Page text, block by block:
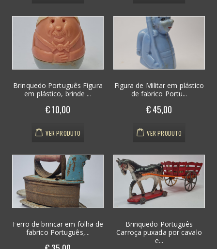
Brinquedo Português Figura
em plástico, brinde ...
€ 10,00
VER PRODUTO
Figura de Militar em plástico
de fabrico Portu...
€ 45,00
VER PRODUTO
Ferro de brincar em folha de
fabrico Português,...
Brinquedo Português
Carroça puxada por cavalo
e...